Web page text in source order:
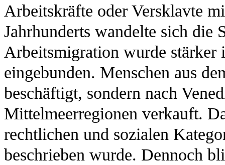
Arbeitskräfte oder Versklavte
Jahrhunderts wandelte sich die
Arbeitsmigration wurde stärker
eingebunden. Menschen aus
beschäftigt, sondern nach
Mittelmeerregionen verkauft.
rechtlichen und sozialen
beschrieben wurde. Dennoch